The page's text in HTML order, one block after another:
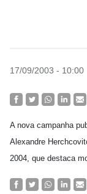
17/09/2003 - 10:00
A nova campanha
Alexandre
2004, que destaca